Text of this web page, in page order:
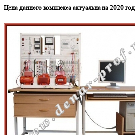
Цена данного комплекса актуальна на 2020 год